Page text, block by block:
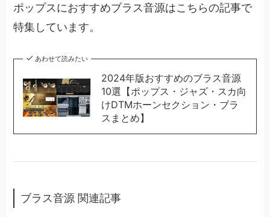
ポップスにおすすめブラス音源はこちらの記事で
特集しています。
あわせて読みたい
2024年版おすすめのブラス音源
10選【ポップス・ジャズ・スカ向
けDTMホーンセクション・ブラ
スまとめ】
ブラス音源 関連記事